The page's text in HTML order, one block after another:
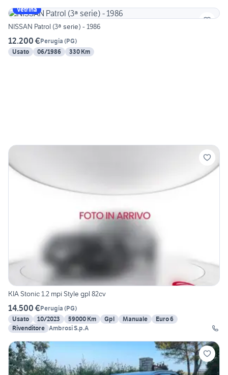
Vetrina
NISSAN Patrol (3ª serie) - 1986
12.200 €Perugia (PG)
Usato
06/1986 330 Km
KIA Stonic 1.2 mpi Style gpl 82cv
14.500 €Perugia (PG)
Usato
10/2023 59000 Km Gpl Manuale
Euro 6
Rivenditore Ambrosi S.p.A